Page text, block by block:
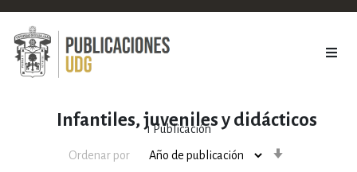
Infantiles, juveniles y didácticos
1Publicación
Ordenar por